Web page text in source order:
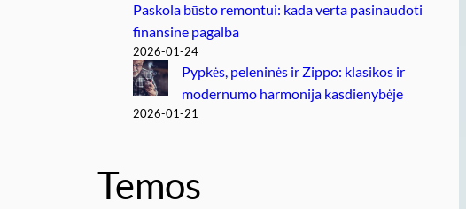
Paskola būsto remontui: kada verta pasinaudoti
finansine pagalba
2026-01-24
Pypkės, peleninės ir Zippo: klasikos ir
modernumo harmonija kasdienybėje
2026-01-21
Temos